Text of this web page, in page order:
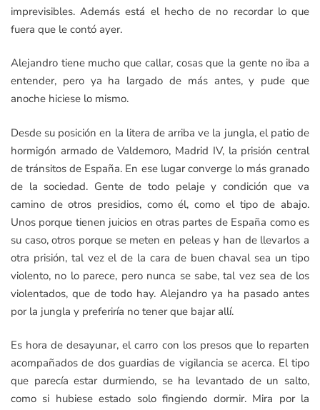
imprevisibles. Además está el hecho de no recordar lo que
fuera que le contó ayer.
Alejandro tiene mucho que callar, cosas que la gente no iba a
entender, pero ya ha largado de más antes, y pude que
anoche hiciese lo mismo.
Desde su posición en la litera de arriba ve la jungla, el patio de
hormigón armado de Valdemoro, Madrid IV, la prisión central
de tránsitos de España. En ese lugar converge lo más granado
de la sociedad. Gente de todo pelaje y condición que va
camino de otros presidios, como él, como el tipo de abajo.
Unos porque tienen juicios en otras partes de España como es
su caso, otros porque se meten en peleas y han de llevarlos a
otra prisión, tal vez el de la cara de buen chaval sea un tipo
violento, no lo parece, pero nunca se sabe, tal vez sea de los
violentados, que de todo hay. Alejandro ya ha pasado antes
por la jungla y preferiría no tener que bajar allí.
Es hora de desayunar, el carro con los presos que lo reparten
acompañados de dos guardias de vigilancia se acerca. El tipo
que parecía estar durmiendo, se ha levantado de un salto,
como si hubiese estado solo fingiendo dormir. Mira por la